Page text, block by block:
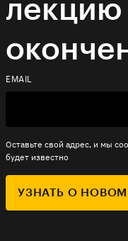
лекцию
EMAIL
Оставьте свой адрес, и мы
будет известно
УЗНАТЬ О